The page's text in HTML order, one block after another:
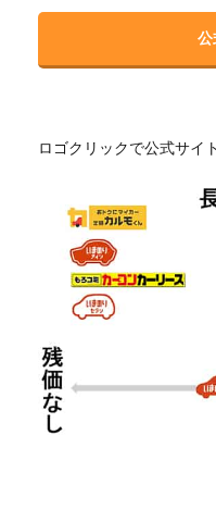
公
ロゴクリックで公式サイ